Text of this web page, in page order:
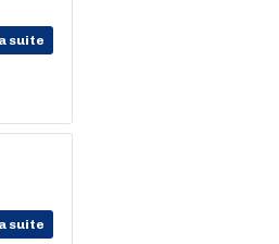
suite
suite